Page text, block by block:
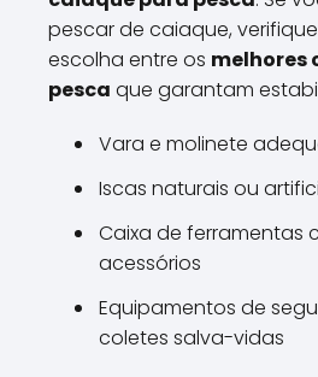
pescar de caiaque,
escolha entre os melhores
pesca que garantam
Vara e molinete
Iscas naturais ou
Caixa de ferramentas
acessórios
Equipamentos de
coletes salva-vidas